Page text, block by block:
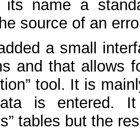
its name a
source of an
a small
and that allows
tool. It is
is entered.
tables but the